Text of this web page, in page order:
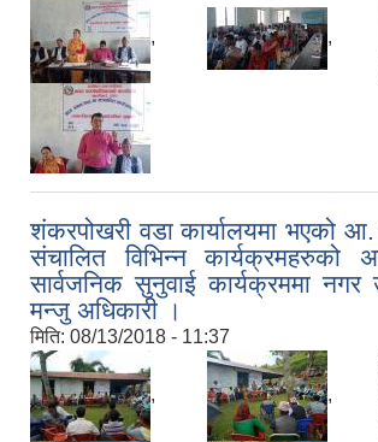
, ,
शंकरपोखरी वडा कार्यालयमा भएको
संचालित विभिन्न कार्यक्रमहरुको
सार्वजनिक सुनुवाई कार्यक्रममा
मन्जु अधिकारी ।
मिति: 08/13/2018 - 11:37
, ,